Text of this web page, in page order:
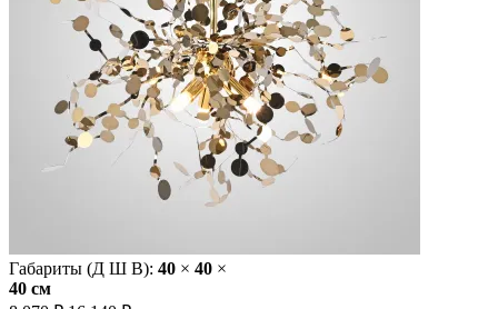
Габариты (Д Ш В): 40 × 40 ×
40 cм